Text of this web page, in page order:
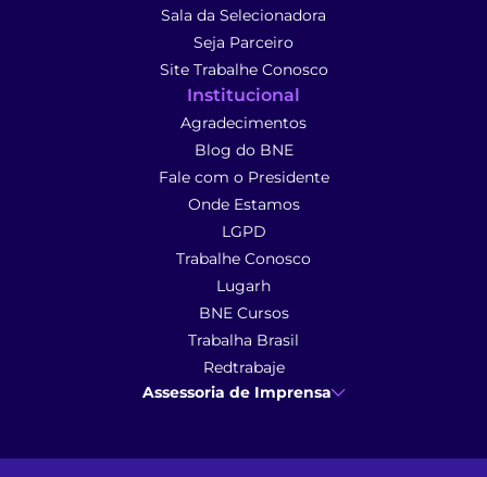
Sala da Selecionadora
Seja Parceiro
Site Trabalhe Conosco
Institucional
Agradecimentos
Blog do BNE
Fale com o Presidente
Onde Estamos
LGPD
Trabalhe Conosco
Lugarh
BNE Cursos
Trabalha Brasil
Redtrabaje
Assessoria de Imprensa
(41) 9 9102-1413